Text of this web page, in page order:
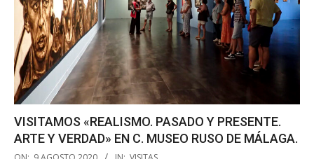
VISITAMOS «REALISMO. PASADO Y PRESENTE.
ARTE Y VERDAD» EN C. MUSEO RUSO DE MÁLAGA.
2020-